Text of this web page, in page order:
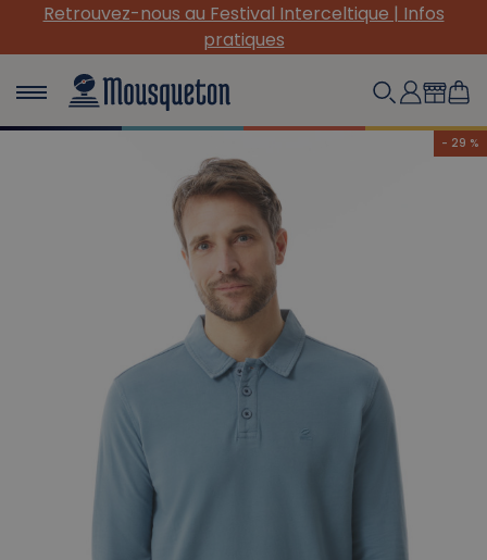
Retrouvez-nous au Festival Interceltique | Infos
pratiques
- 29 %